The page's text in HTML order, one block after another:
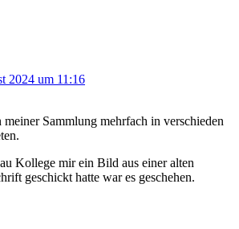
2024 um 11:16
Sammlung mehrfach in verschieden
Kollege mir ein Bild aus einer alten
geschickt hatte war es geschehen.